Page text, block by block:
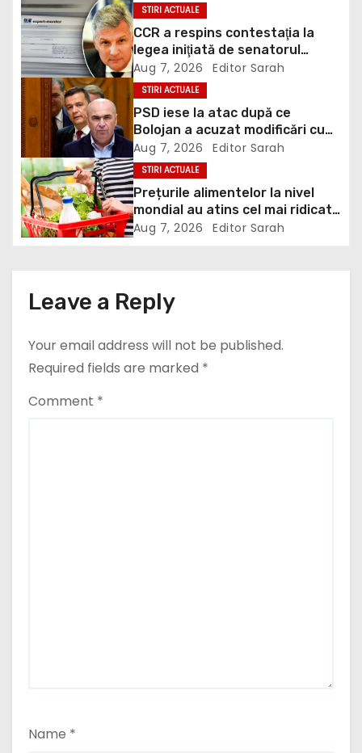
a
v
i
g
a
t
i
n
STIRI ACTUALE
CCR a respins contestaţia la
legea iniţiată de senatorul
Zamfir de la PSD, care permite
reluarea construcţiei
hidrocentralelor din zonele
protejate
Aug 7, 2026 Editor Sarah
STIRI ACTUALE
PSD iese la atac după ce
Bolojan a acuzat modificări cu
țintă politică la Legea ANI: O
minciună grosolană prin care
încearcă să acopere culpa PNL-
USR
Aug 7, 2026 Editor Sarah
STIRI ACTUALE
Prețurile alimentelor la nivel
mondial au atins cel mai ridicat
nivel din ultimii peste trei ani. În
războiul din Ucraina va perturba
din nou exporturile prin Marea
Aug 7, 2026 Editor Sarah
Leave a Reply
Your email address will not be published.
Required fields are marked *
Comment *
Name *